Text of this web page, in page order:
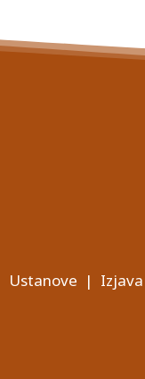
Ustanove |